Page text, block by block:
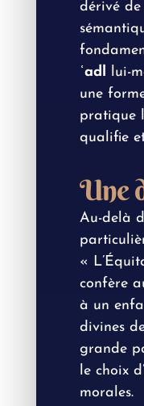
dérivé
ʿadl
lui-
une
pratique
qualifie
Une
Au-delà
«
confère
à un
divines
grande
le choix
morales.